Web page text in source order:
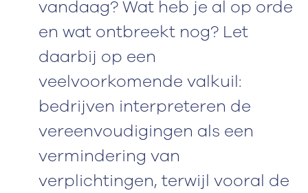
vandaag? Wat heb je al op orde
en wat ontbreekt nog? Let
daarbij op een
veelvoorkomende valkuil:
bedrijven interpreteren de
vereenvoudigingen als een
vermindering van
verplichtingen, terwijl vooral de